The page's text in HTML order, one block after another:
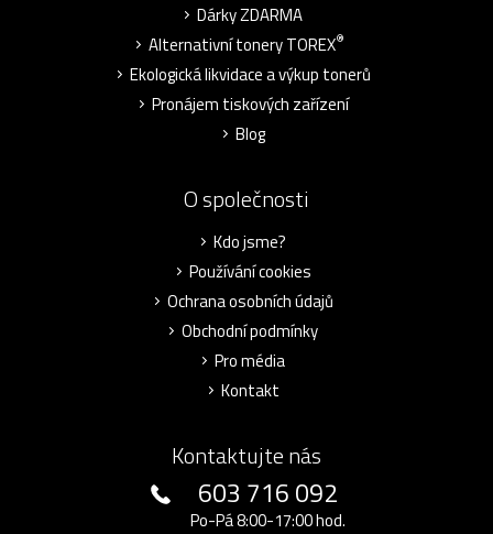
Dárky ZDARMA
Alternativní tonery TOREX®
Ekologická likvidace a výkup tonerů
Pronájem tiskových zařízení
Blog
O společnosti
Kdo jsme?
Používání cookies
Ochrana osobních údajů
Obchodní podmínky
Pro média
Kontakt
Kontaktujte nás
603 716 092
Po-Pá 8:00-17:00 hod.